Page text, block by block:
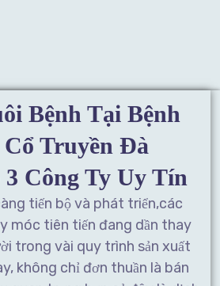
Bệnh Tại Bệnh
Truyền Đà
3 Công Ty Uy Tín
tiến bộ và phát triển,các
móc tiên tiến đang dần thay
trong vài quy trình sản xuất
không chỉ đơn thuần là bán